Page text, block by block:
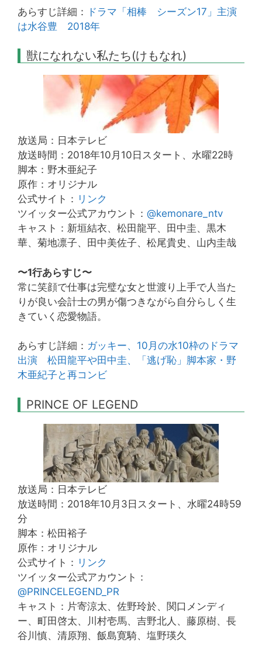
あらすじ詳細：
ドラマ「相棒 シーズン17」主演
は水谷豊 2018年
獣になれない私たち(けもなれ)
放送局：日本テレビ
放送時間：2018年10月10日スタート、水曜22時
脚本：野木亜紀子
原作：オリジナル
公式サイト： リンク
ツイッター公式アカウント： @kemonare_ntv
キャスト：新垣結衣、松田龍平、田中圭、黒木
華、菊地凛子、田中美佐子、松尾貴史、山内圭哉
〜1行あらすじ〜
常に笑顔で仕事は完璧な女と世渡り上手で人当た
りが良い会計士の男が傷つきながら自分らしく生
きていく恋愛物語。
あらすじ詳細： ガッキー、10月の水10枠のドラマ
出演 松田龍平や田中圭、「逃げ恥」脚本家・野
木亜紀子と再コンビ
PRINCE OF LEGEND
放送局：日本テレビ
放送時間：2018年10月3日スタート、水曜24時59
分
脚本：松田裕子
原作：オリジナル
公式サイト： リンク
ツイッター公式アカウント：
@PRINCELEGEND_PR
キャスト：片寄涼太、佐野玲於、関口メンディ
ー、町田啓太、川村壱馬、吉野北人、藤原樹、長
谷川慎、清原翔、飯島寛騎、塩野瑛久